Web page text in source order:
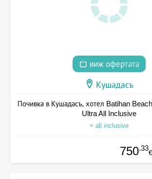
виж офертата
Кушадасъ
Почивка в Кушадасъ, хотел Batihan
Ultra All Inclusive
+ all inclusive
750.33
€